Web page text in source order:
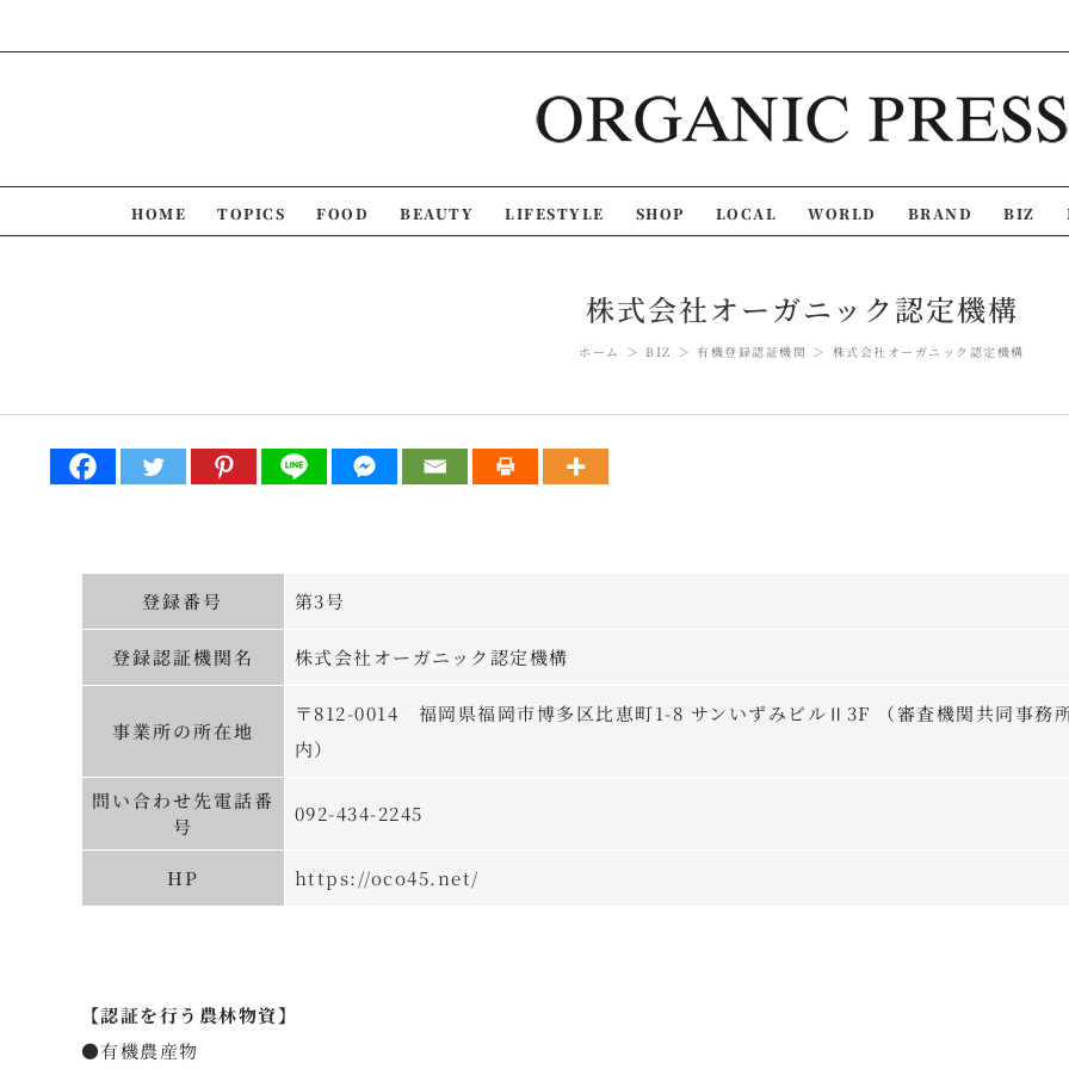
to
HOME TOPICS FOOD BEAUTY LIFESTYLE SHOP LOCAL WORLD BRAND BIZ
株式会社オーガニック認定機構
ホーム BIZ 有機登録認証機関 株式会社オーガニック認定機構
登録番号 第3号
登録認証機関名 株式会社オーガニック認定機構
事業所の所在地
〒812-0014 福岡県福岡市博多区比恵町1-8 サンいずみビルⅡ3F （審査機関共同事務
内）
問い合わせ先電話番
号
092-434-2245
HP https://oco45.net/
【認証を行う農林物資】
●有機農産物